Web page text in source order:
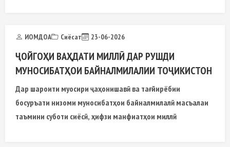
ИОМДОА Сиёсат 23-06-2026
ҶОЙГОҲИ ВАҲДАТИ МИЛЛӢ ДАР РУШДИ
МУНОСИБАТҲОИ БАЙНАЛМИЛАЛИИ ТОҶИКИСТОН
Дар шароити муосири ҷаҳонишавӣ ва тағйирёбии
босуръати низоми муносибатҳои байналмилалӣ масъалаи
таъмини суботи сиёсӣ, ҳифзи манфиатҳои миллӣ